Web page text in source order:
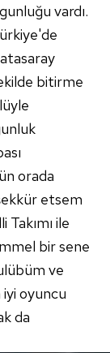
vardı.
bitirme
orada
etsem
ile
bir sene
ve
oyuncu
da